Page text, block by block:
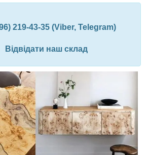
219-43-35 (Viber, Telegram)
Відвідати наш склад